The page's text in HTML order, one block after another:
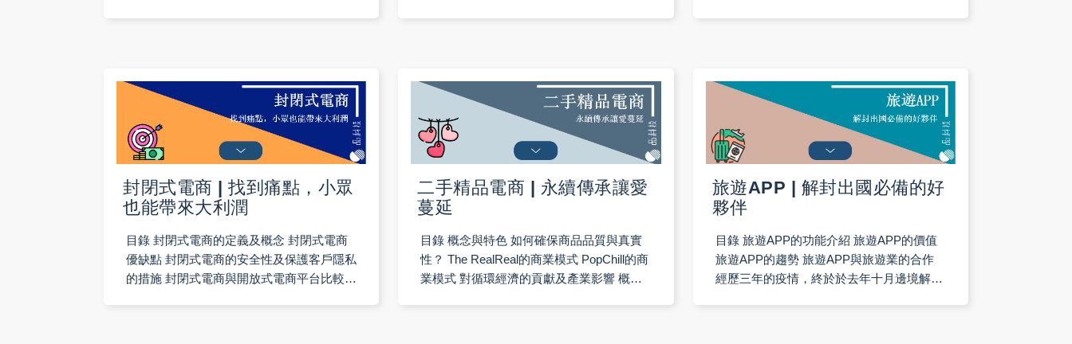
封閉式電商 | 找到痛點，小眾
也能帶來大利潤
目錄 封閉式電商的定義及概念 封閉式電商
優缺點 封閉式電商的安全性及保護客戶隱私
的措施 封閉式電商與開放式電商平台比較
二手精品電商 | 永續傳承讓愛
蔓延
目錄 概念與特色 如何確保商品品質與真實
性？ The RealReal的商業模式 PopChill的商
業模式 對循環經濟的貢獻及產業影響 概念
旅遊APP | 解封出國必備的好
夥伴
目錄 旅遊APP的功能介紹 旅遊APP的價值
旅遊APP的趨勢 旅遊APP與旅遊業的合作
經歷三年的疫情，終於於去年十月邊境解封